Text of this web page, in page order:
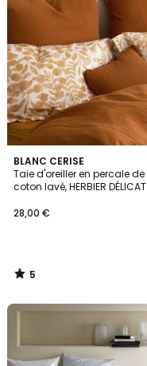
BLANC CERISE
Taie d'oreiller en percale de
coton lavé, HERBIER DÉLICAT
28,00 €
5
/
5
5
/